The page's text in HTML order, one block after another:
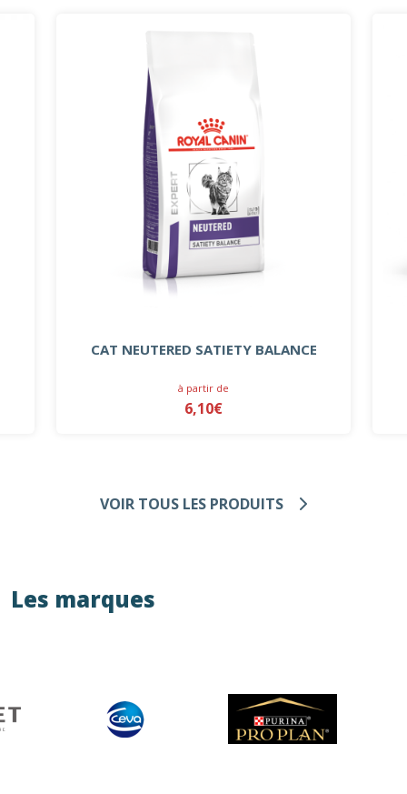
CAT NEUTERED SATIETY BALANCE
à partir de
6,10€
VOIR TOUS LES PRODUITS
Les marques